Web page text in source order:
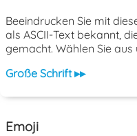
Beeindrucken Sie mit
als ASCII-Text bekannt,
gemacht. Wählen Sie aus
Große Schrift ▸▸
Emoji